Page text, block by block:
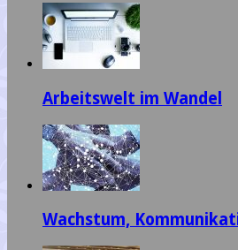
Arbeitswelt im Wandel
Wachstum,